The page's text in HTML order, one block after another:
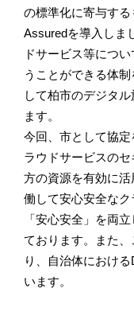
の標準化に寄与す
Assuredを導入しま
ドサービス等につ
うことができる体
して柏市のデジタ
ます。
今回、市として協
ラウドサービスの
方の資源を有効に
働して安心安全な
「安心安全」を両
ております。また
り、自治体におけ
います。